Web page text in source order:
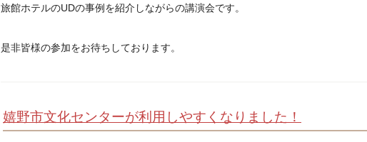
旅館ホテルのUDの事例を紹介しながらの講演会です。
是非皆様の参加をお待ちしております。
嬉野市文化センターが利用しやすくなりました！